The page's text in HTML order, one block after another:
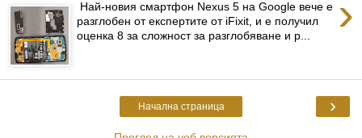
›
Най-новия смартфон Nexus 5 на Google вече е
разглобен от експертите от iFixit, и е получил
оценка 8 за сложност за разглобяване и р...
›
Начална страница